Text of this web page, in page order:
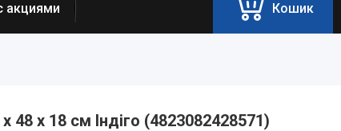
акциями Кошик
х 18 см Індіго (4823082428571)